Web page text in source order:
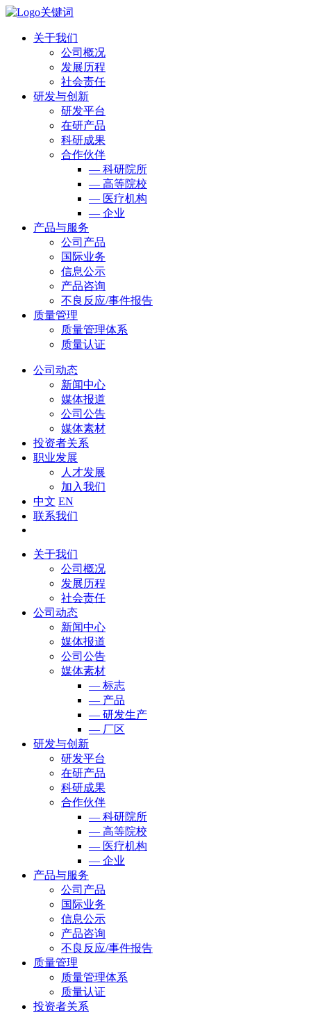
关于我们
公司概况
发展历程
社会责任
研发与创新
研发平台
在研产品
科研成果
合作伙伴
— 科研院所
— 高等院校
— 医疗机构
— 企业
产品与服务
公司产品
国际业务
信息公示
产品咨询
不良反应/事件报告
质量管理
质量管理体系
质量认证
公司动态
新闻中心
媒体报道
公司公告
媒体素材
投资者关系
职业发展
人才发展
加入我们
中文 EN
联系我们
关于我们
公司概况
发展历程
社会责任
公司动态
新闻中心
媒体报道
公司公告
媒体素材
— 标志
— 产品
— 研发生产
— 厂区
研发与创新
研发平台
在研产品
科研成果
合作伙伴
— 科研院所
— 高等院校
— 医疗机构
— 企业
产品与服务
公司产品
国际业务
信息公示
产品咨询
不良反应/事件报告
质量管理
质量管理体系
质量认证
投资者关系